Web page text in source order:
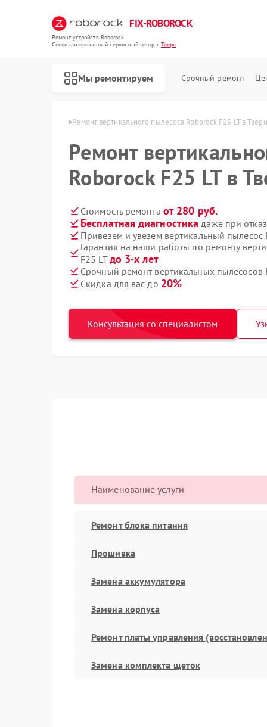
FIX-ROBOROCK
Ремонт устройств Roborock
Специализированный cервисный центр г.Тверь
Мы ремонтируем Срочный ремонт
Roborock в Твери Ремонт вертикального пылесоса Roborock F25 LT в Твери
Ремонт
Roborock F25 LT в
Стоимость ремонта от 280 руб.
Бесплатная диагностика даже при
Привезем и увезем вертикальный пылесос
Гарантия на наши работы по ремонту
F25 LTдо 3-х лет
Срочный ремонт вертикальных пылесосов
Скидка для вас до 20%
Консультация со специалистом
Наименование услуги
Ремонт блока питания
Прошивка
Замена аккумулятора
Замена корпуса
Ремонт платы управления
Замена комплекта щеток